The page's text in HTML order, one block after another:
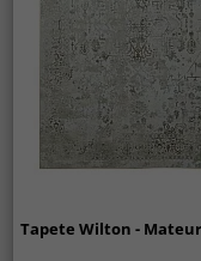
Tapete Wilton -